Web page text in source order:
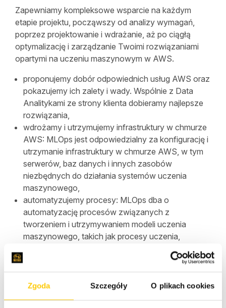
Zgoda Szczegóły O plikach cookies
Zapewniamy kompleksowe wsparcie na każdym
etapie projektu, począwszy od analizy wymagań,
poprzez projektowanie i wdrażanie, aż po ciągłą
optymalizację i zarządzanie Twoimi rozwiązaniami
opartymi na uczeniu maszynowym w AWS.
proponujemy dobór odpowiednich usług AWS oraz
pokazujemy ich zalety i wady. Wspólnie z Data
Analitykami ze strony klienta dobieramy najlepsze
rozwiązania,
wdrożamy i utrzymujemy infrastruktury w chmurze
AWS: MLOps jest odpowiedzialny za konfigurację i
utrzymanie infrastruktury w chmurze AWS, w tym
serwerów, baz danych i innych zasobów
niezbędnych do działania systemów uczenia
maszynowego,
automatyzujemy procesy: MLOps dba o
automatyzację procesów związanych z
tworzeniem i utrzymywaniem modeli uczenia
maszynowego, takich jak procesy uczenia,
zarządzamy wersjami i kontrolą wersji: MLOps jest
odpowiedzialny za zarządzanie wersjami i kontrolę
wersji systemów uczenia maszynowego i